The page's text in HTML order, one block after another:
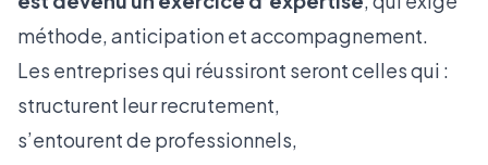
méthode, anticipation et accompagnement.
Les entreprises qui réussiront seront celles qui :
structurent leur recrutement,
s’entourent de professionnels,